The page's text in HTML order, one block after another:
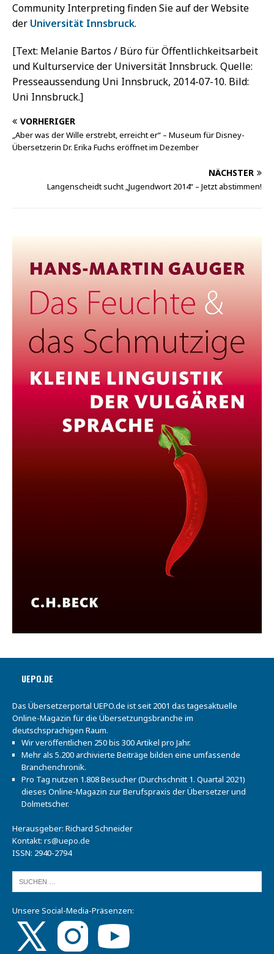
Community Interpreting finden Sie auf der Website
der Universität Innsbruck.
[Text: Melanie Bartos / Büro für Öffentlichkeitsarbeit
und Kulturservice der Universität Innsbruck. Quelle:
Presseaussendung Uni Innsbruck, 2014-07-10. Bild:
Uni Innsbruck.]
VORHERIGER
„Aber was der Wille erstrebt, erreicht er“ – Museum für Disney-
Übersetzerin Dr. Erika Fuchs eröffnet im Dezember
NÄCHSTER
Langenscheidt sucht „Jugendwort 2014“ – Jetzt abstimmen!
UEPO.DE
Das Übersetzerportal UEPO.de ist seit 2001 das tagesaktuelle
Online-Magazin für die Übersetzungsbranche im
deutschsprachigen Raum.
Wir veröffentlichen 250 bis 300 Artikel pro Jahr.
Mehr als 5.200 archivierte Beiträge bilden eine umfassende
Branchenchronik.
Pro Tag nutzen 1.808 Besucher (Durchschnitt 1. Quartal 2021)
dieses Online-Magazin zur Berufspraxis der Übersetzer und
Dolmetscher.
Herausgeber: Richard Schneider
Kontakt: rs@uepo.de
ISSN: 2940-2794
Unsere Social-Media-Präsenzen: